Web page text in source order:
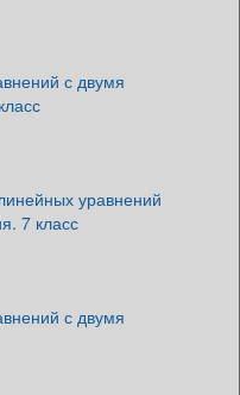
с двумя
уравнений
7 класс
с двумя